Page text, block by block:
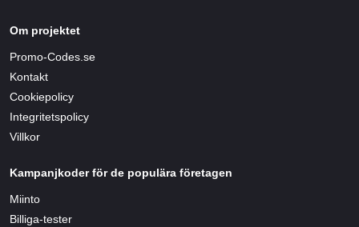
Om projektet
Promo-Codes.se
Kontakt
Cookiepolicy
Integritetspolicy
Villkor
Kampanjkoder för de populära företagen
Miinto
Billiga-tester